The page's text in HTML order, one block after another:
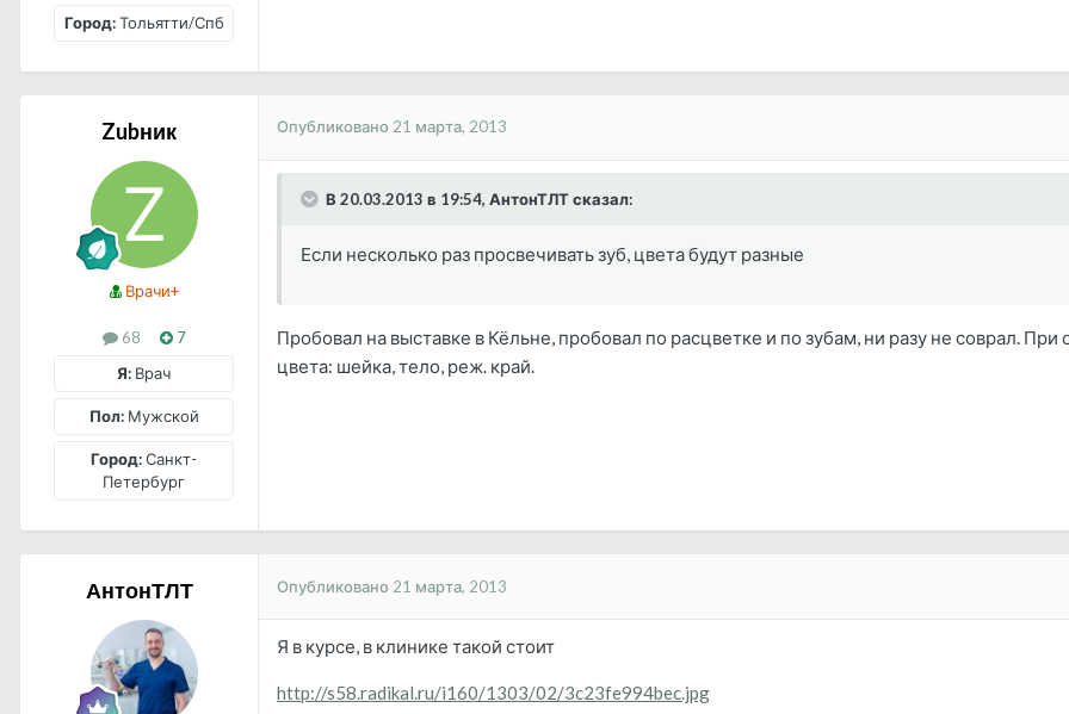
Город:Тольятти/Спб
Zubник
Врачи+
68
7
Я: Врач
Пол:Мужской
Город:Санкт-
Петербург
Опубликовано 21 марта, 2013
В 20.03.2013 в 19:54, АнтонТЛТ сказал:
Если несколько раз просвечивать зуб, цвета будут разные
Пробовал на выставке в Кёльне, пробовал по расцветке и по зубам, ни разу не соврал.
цвета: шейка, тело, реж. край.
АнтонТЛТ Опубликовано 21 марта, 2013
Я в курсе, в клинике такой стоит
http://s58.radikal.ru/i160/1303/02/3c23fe994bec.jpg